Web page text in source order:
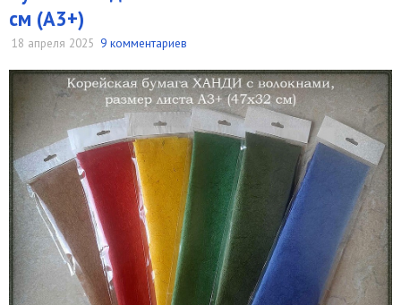
см (А3+)
18 апреля 2025 9 комментариев